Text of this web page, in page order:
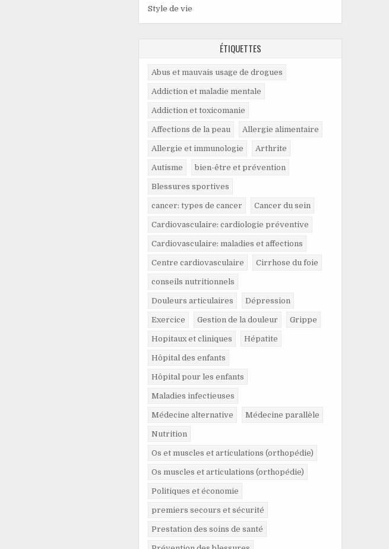
Style de vie
ÉTIQUETTES
Abus et mauvais usage de drogues
Addiction et maladie mentale
Addiction et toxicomanie
Affections de la peau Allergie alimentaire
Allergie et immunologie Arthrite
Autisme bien-être et prévention
Blessures sportives
cancer: types de cancer Cancer du sein
Cardiovasculaire: cardiologie préventive
Cardiovasculaire: maladies et affections
Centre cardiovasculaire Cirrhose du foie
conseils nutritionnels
Douleurs articulaires Dépression
Exercice Gestion de la douleur Grippe
Hopitaux et cliniques Hépatite
Hôpital des enfants
Hôpital pour les enfants
Maladies infectieuses
Médecine alternative Médecine parallèle
Nutrition
Os et muscles et articulations (orthopédie)
Os muscles et articulations (orthopédie)
Politiques et économie
premiers secours et sécurité
Prestation des soins de santé